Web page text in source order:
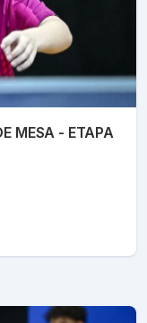
MESA - ETAPA